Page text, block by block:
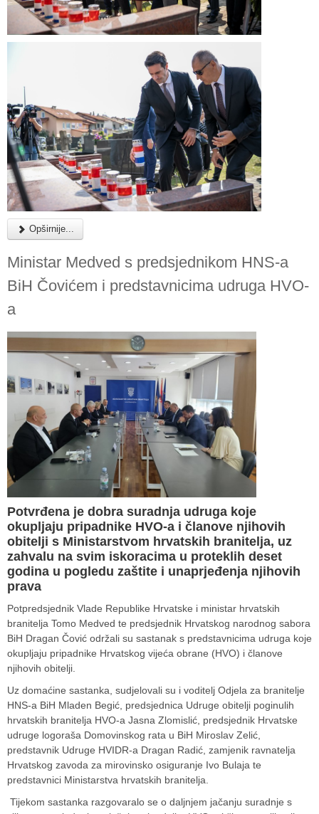
Opširnije...
Ministar Medved s predsjednikom HNS-a
BiH Čovićem i predstavnicima udruga HVO-
a
Potvrđena je dobra suradnja udruga koje
okupljaju pripadnike HVO-a i članove njihovih
obitelji s Ministarstvom hrvatskih branitelja, uz
zahvalu na svim iskoracima u proteklih deset
godina u pogledu zaštite i unaprjeđenja njihovih
prava
Potpredsjednik Vlade Republike Hrvatske i ministar hrvatskih
branitelja Tomo Medved te predsjednik Hrvatskog narodnog sabora
BiH Dragan Čović održali su sastanak s predstavnicima udruga koje
okupljaju pripadnike Hrvatskog vijeća obrane (HVO) i članove
njihovih obitelji.
Uz domaćine sastanka, sudjelovali su i voditelj Odjela za branitelje
HNS-a BiH Mladen Begić, predsjednica Udruge obitelji poginulih
hrvatskih branitelja HVO-a Jasna Zlomislić, predsjednik Hrvatske
udruge logoraša Domovinskog rata u BiH Miroslav Zelić,
predstavnik Udruge HVIDR-a Dragan Radić, zamjenik ravnatelja
Hrvatskog zavoda za mirovinsko osiguranje Ivo Bulaja te
predstavnici Ministarstva hrvatskih branitelja.
Tijekom sastanka razgovaralo se o daljnjem jačanju suradnje s